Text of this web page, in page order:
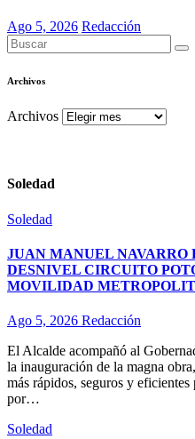
Ago 5, 2026 Redacción
Archivos
Archivos
Soledad
Soledad
JUAN MANUEL NAVARRO
DESNIVEL CIRCUITO
MOVILIDAD
Ago 5, 2026 Redacción
El Alcalde acompañó al
la inauguración de la magna
más rápidos, seguros y
por…
Soledad